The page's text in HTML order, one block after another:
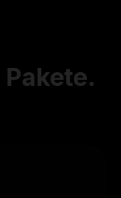
Pakete.